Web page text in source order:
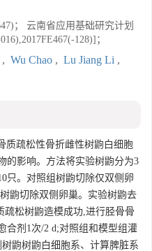
； 云南省应用基础研究计划
128)]；
, Wu Chao , Lu Jiang Li ,
质疏松性骨折雌性树鼩白细胞
的影响。方法将实验树鼩分为3
只。对照组树鼩切除仅双侧卵
鼩切除双侧卵巢。实验树鼩去
疏松树鼩造模成功,进行胫骨骨
合剂1次/2 d;对照组和模型组灌
鼩树鼩白细胞系、计算脾脏系